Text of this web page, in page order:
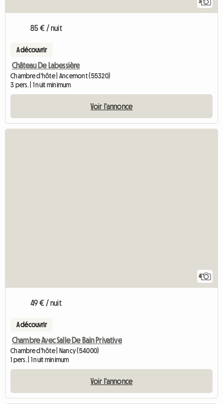
3
85 € / nuit
A découvrir
Château De Labessière
Chambre d'hôte | Ancemont (55320)
3 pers. | 1 nuit minimum
Voir l'annonce
4
49 € / nuit
A découvrir
Chambre Avec Salle De Bain Privative
Chambre d'hôte | Nancy (54000)
1 pers. | 1 nuit minimum
Voir l'annonce